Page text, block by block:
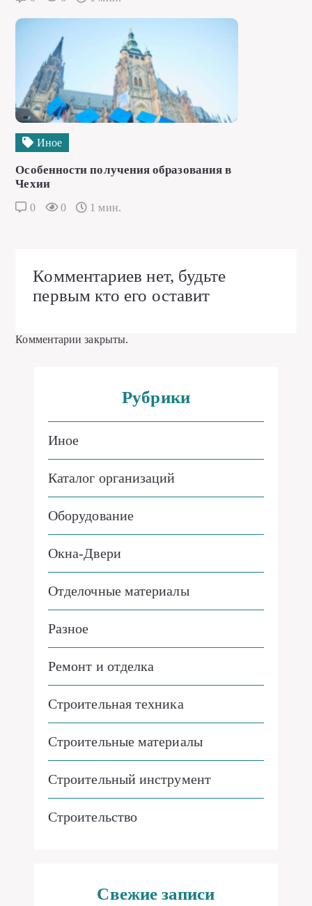
Иное
Особенности получения образования в
Чехии
0 0 1 мин.
Комментариев нет, будьте
первым кто его оставит
Комментарии закрыты.
Рубрики
Иное
Каталог организаций
Оборудование
Окна-Двери
Отделочные материалы
Разное
Ремонт и отделка
Строительная техника
Строительные материалы
Строительный инструмент
Строительство
Свежие записи